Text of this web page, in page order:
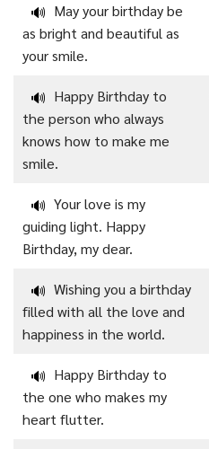
🔊 May your birthday be
as bright and beautiful as
your smile.
🔊 Happy Birthday to
the person who always
knows how to make me
smile.
🔊 Your love is my
guiding light. Happy
Birthday, my dear.
🔊 Wishing you a birthday
filled with all the love and
happiness in the world.
🔊 Happy Birthday to
the one who makes my
heart flutter.